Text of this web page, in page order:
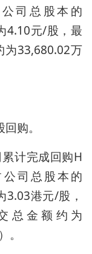
司总股本的
4.10元/股，最
33,680.02万
购。
计完成回购H
公司总股本的
3.03港元/股，
总金额约为